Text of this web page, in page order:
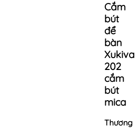
Cắm
bút
để
bàn
Xukiva
202
cắm
bút
mica
Thương